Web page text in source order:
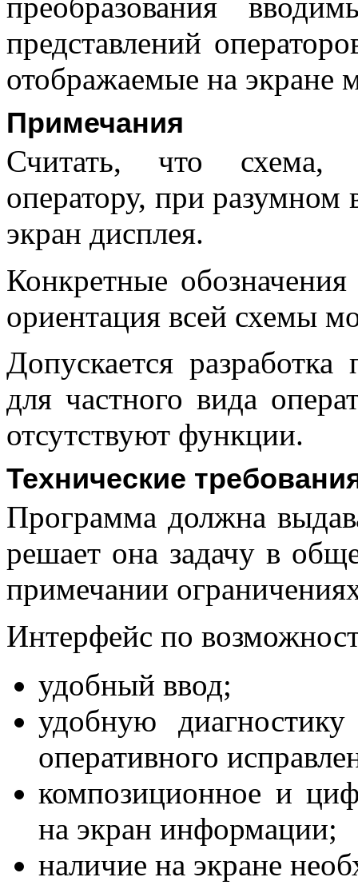
представлений
отображаемые на экране
Примечания
Считать, что схема,
оператору, при разумном
экран дисплея.
Конкретные
ориентация всей схемы
Допускается
для частного вида
отсутствуют функции.
Технические
Программа должна
решает она задачу в
примечании
Интерфейс по
удобный ввод;
удобную
оперативного
композиционное и
на экран информации;
наличие на экране